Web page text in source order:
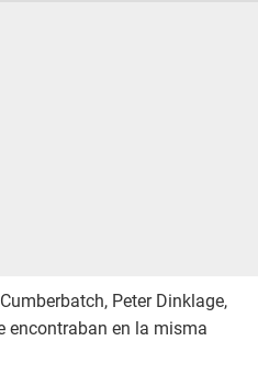
Peter Dinklage,
encontraban en la misma